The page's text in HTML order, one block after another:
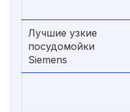
Лучшие узкие
посудомойки
Siemens